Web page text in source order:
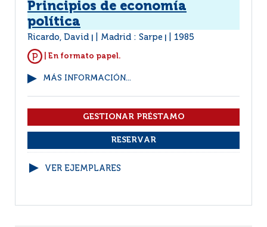
Principios de economía
política
Ricardo, David Madrid : Sarpe 1985
| En formato papel.
MÁS INFORMACIÓN...
VER EJEMPLARES